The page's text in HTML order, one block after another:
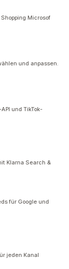
Microsof
und anpassen.
und TikTok-
Klarna Search &
für Google und
jeden Kanal